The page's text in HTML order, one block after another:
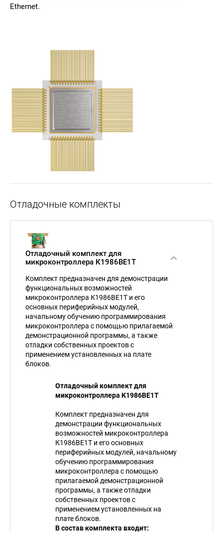
Ethernet.
Отладочные комплекты
Отладочный комплект для
микроконтроллера К1986ВЕ1Т
Комплект предназначен для демонстрации
функциональных возможностей
микроконтроллера К1986ВЕ1Т и его
основных периферийных модулей,
начальному обучению программирования
микроконтроллера с помощью прилагаемой
демонстрационной программы, а также
отладки собственных проектов с
применением установленных на плате
блоков.
Отладочный комплект для
микроконтроллера К1986ВЕ1Т
Комплект предназначен для
демонстрации функциональных
возможностей микроконтроллера
К1986ВЕ1Т и его основных
периферийных модулей, начальному
обучению программирования
микроконтроллера с помощью
прилагаемой демонстрационной
программы, а также отладки
собственных проектов с
применением установленных на
плате блоков.
В состав комплекта входит: